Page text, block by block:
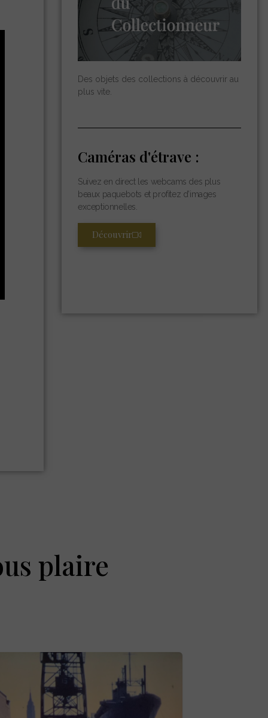
Des objets des collections à découvrir au
plus vite.
Caméras d'étrave :
Suivez en direct les webcams des plus
beaux paquebots et profitez d’images
exceptionnelles.
Découvrir
plaire